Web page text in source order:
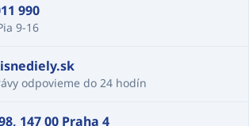
990
9-16
odpovieme do 24 hodín
147 00 Praha 4